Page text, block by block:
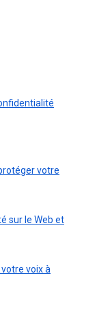
votre
sur le Web et
voix à